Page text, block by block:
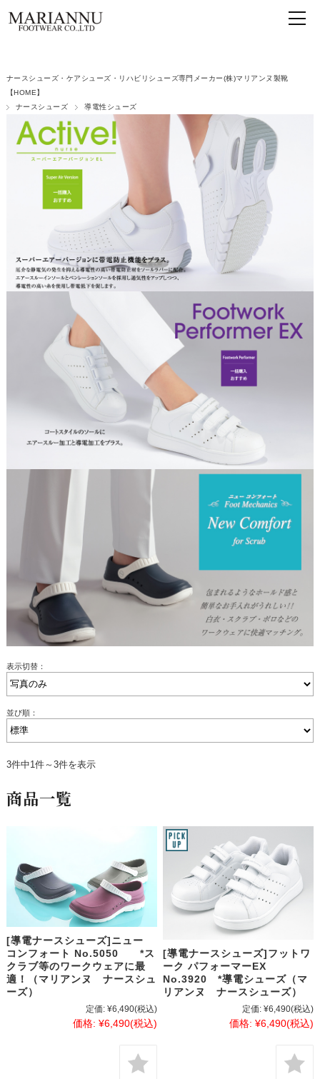
ナースシューズ・ケアシューズ・リハビリシューズ専門メーカー(株)マリアンヌ製靴
【HOME】
ナースシューズ
導電性シューズ
表示切替：
並び順：
3件中1件～3件を表示
商品一覧
[導電ナースシューズ]ニュー
コンフォート No.5050 *ス
クラブ等のワークウェアに最
適！（マリアンヌ ナースシュ
ーズ）
定価: ¥6,490(税込)
価格: ¥6,490(税込)
[導電ナースシューズ]フットワ
ーク パフォーマーEX
No.3920 *導電シューズ（マ
リアンヌ ナースシューズ）
定価: ¥6,490(税込)
価格: ¥6,490(税込)